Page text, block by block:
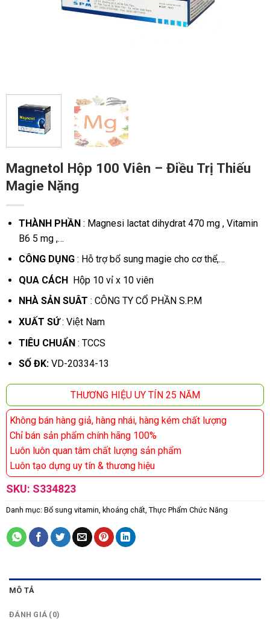
Magnetol Hộp 100 Viên – Điều Trị Thiếu
Magie Nặng
THÀNH PHẦN: Magnesi lactat dihydrat 470 mg , Vitamin
B6 5 mg ,…
CÔNG DỤNG: Hỗ trợ bổ sung magie cho cơ thể,…
QUA CÁCHHộp 10 vỉ x 10 viên
NHÀ SẢN SUÂT : CÔNG TY CỔ PHẦN S.P.M
XUẤT SỨ: Việt Nam
TIÊU CHUẨN: TCCS
SỐ ĐK:VD-20334-13
THƯƠNG HIỆU UY TÍN 25 NĂM
Không bán hàng giả, hàng nhái, hàng kém chất lượng
Chỉ bán sản phẩm chính hãng 100%
Luôn luôn quan tâm chất lượng sản phẩm
Luôn tạo dựng uy tín & thương hiệu
SKU: S334823
Danh mục: Bổ sung vitamin, khoáng chất, Thực Phẩm Chức Năng
MÔ TẢ
ĐÁNH GIÁ (0)